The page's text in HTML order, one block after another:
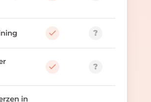
?
?
in